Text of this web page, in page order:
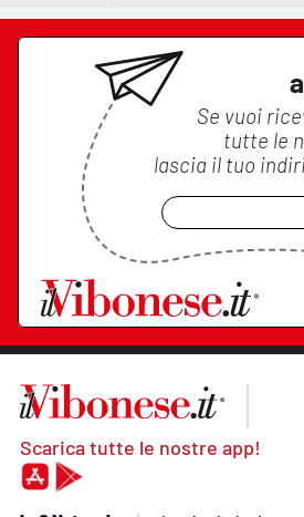
Se vuoi
tutte le
lascia il tuo
Scarica tutte le nostre app!